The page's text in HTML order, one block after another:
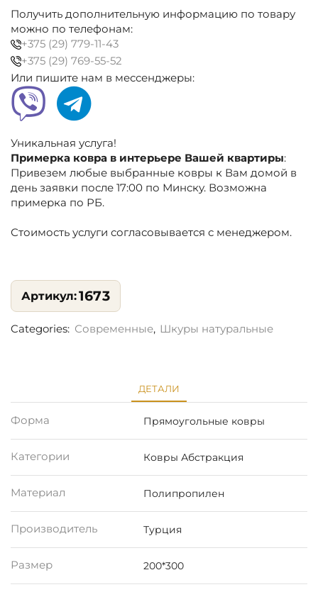
Получить дополнительную информацию по товару
можно по телефонам:
+375 (29) 779-11-43
+375 (29) 769-55-52
Или пишите нам в мессенджеры:
Уникальная услуга!
Примерка ковра в интерьере Вашей квартиры:
Привезем любые выбранные ковры к Вам домой в
день заявки после 17:00 по Минску. Возможна
примерка по РБ.
Стоимость услуги согласовывается с менеджером.
1673
Categories: Современные, Шкуры натуральные
ДЕТАЛИ
Форма Прямоугольные ковры
Категории Ковры Абстракция
Материал Полипропилен
Производитель Турция
Размер 200*300